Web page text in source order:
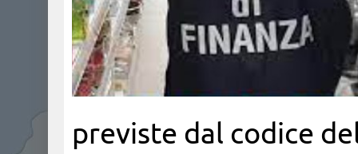
previste dal codice